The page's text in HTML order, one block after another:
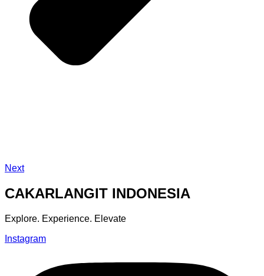
Next
CAKARLANGIT INDONESIA
Explore. Experience. Elevate
Instagram